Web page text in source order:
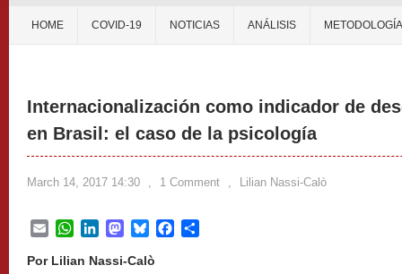
HOME COVID-19 NOTICIAS ANÁLISIS METODOLOGÍA
Internacionalización como indicador de
en Brasil: el caso de la psicología
March 14, 2017 14:30 , 1 Comment , Lilian Nassi-Calò
EmailWhatsApp
LinkedInMastodon
BlueskyFacebook
Por Lilian Nassi-Calò